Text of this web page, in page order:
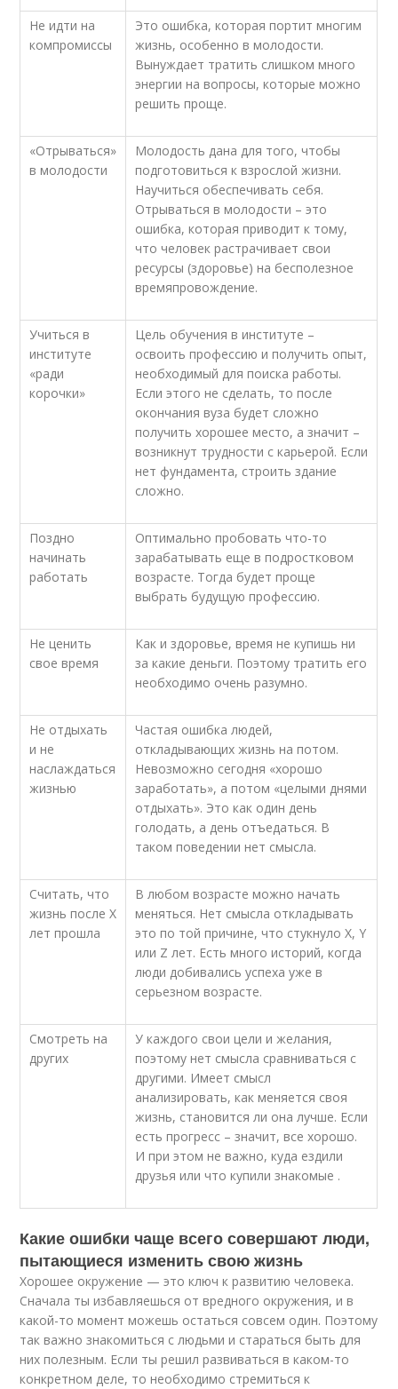
Не идти на
компромиссы
Это ошибка, которая портит многим
жизнь, особенно в молодости.
Вынуждает тратить слишком много
энергии на вопросы, которые можно
решить проще.
«Отрываться»
в молодости
Молодость дана для того, чтобы
подготовиться к взрослой жизни.
Научиться обеспечивать себя.
Отрываться в молодости – это
ошибка, которая приводит к тому,
что человек растрачивает свои
ресурсы (здоровье) на бесполезное
времяпровождение.
Учиться в
институте
«ради
корочки»
Цель обучения в институте –
освоить профессию и получить опыт,
необходимый для поиска работы.
Если этого не сделать, то после
окончания вуза будет сложно
получить хорошее место, а значит –
возникнут трудности с карьерой. Если
нет фундамента, строить здание
сложно.
Поздно
начинать
работать
Оптимально пробовать что-то
зарабатывать еще в подростковом
возрасте. Тогда будет проще
выбрать будущую профессию.
Не ценить
свое время
Как и здоровье, время не купишь ни
за какие деньги. Поэтому тратить его
необходимо очень разумно.
Не отдыхать
и не
наслаждаться
жизнью
Частая ошибка людей,
откладывающих жизнь на потом.
Невозможно сегодня «хорошо
заработать», а потом «целыми днями
отдыхать». Это как один день
голодать, а день отъедаться. В
таком поведении нет смысла.
Считать, что
жизнь после Х
лет прошла
В любом возрасте можно начать
меняться. Нет смысла откладывать
это по той причине, что стукнуло X, Y
или Z лет. Есть много историй, когда
люди добивались успеха уже в
серьезном возрасте.
Смотреть на
других
У каждого свои цели и желания,
поэтому нет смысла сравниваться с
другими. Имеет смысл
анализировать, как меняется своя
жизнь, становится ли она лучше. Если
есть прогресс – значит, все хорошо.
И при этом не важно, куда ездили
друзья или что купили знакомые .
Какие ошибки чаще всего совершают люди,
пытающиеся изменить свою жизнь
Хорошее окружение — это ключ к развитию человека.
Сначала ты избавляешься от вредного окружения, и в
какой-то момент можешь остаться совсем один. Поэтому
так важно знакомиться с людьми и стараться быть для
них полезным. Если ты решил развиваться в каком-то
конкретном деле, то необходимо стремиться к